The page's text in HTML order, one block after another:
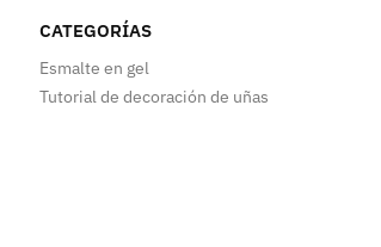
CATEGORÍAS
Esmalte en gel
Tutorial de decoración de uñas